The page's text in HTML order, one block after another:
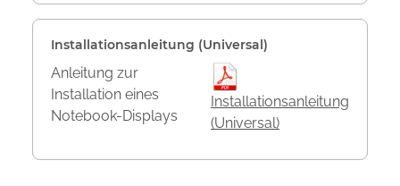
Installationsanleitung (Universal)
Anleitung zur
Installation eines
Notebook-Displays
Installationsanleitung
(Universal)